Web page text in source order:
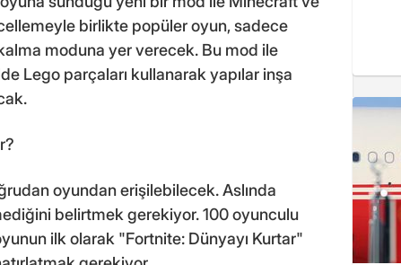
birlikte popüler oyun, sadece
moduna yer verecek. Bu mod ile
Lego parçaları kullanarak yapılar inşa
oyundan erişilebilecek. Aslında
belirtmek gerekiyor. 100 oyunculu
ilk olarak "Fortnite: Dünyayı Kurtar"